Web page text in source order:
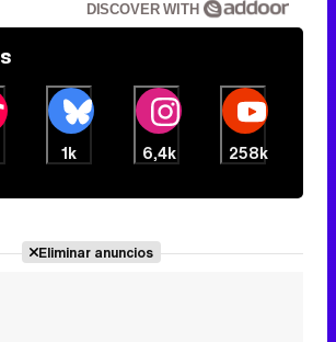
DISCOVER WITH
1k 6,4k 258k
Eliminar anuncios